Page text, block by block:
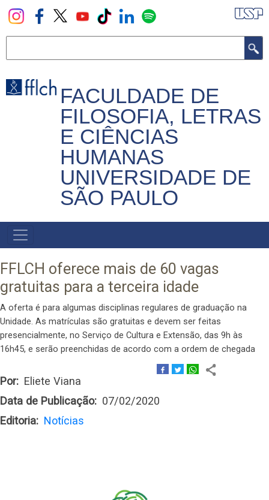
Pular
para
principal
FACULDADE DE
FILOSOFIA, LETRAS
E CIÊNCIAS
HUMANAS
UNIVERSIDADE DE
SÃO PAULO
NAVEGADOR
PRINCIPAL
FFLCH oferece mais de 60 vagas
gratuitas para a terceira idade
A oferta é para algumas disciplinas regulares de graduação na
Unidade. As matrículas são gratuitas e devem ser feitas
presencialmente, no Serviço de Cultura e Extensão, das 9h às
16h45, e serão preenchidas de acordo com a ordem de chegada
Por
Eliete Viana
Data de Publicação
07/02/2020
Editoria
Notícias